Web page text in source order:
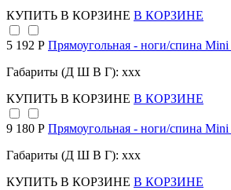
КУПИТЬ В КОРЗИНЕ В КОРЗИНЕ
5 192 Р Прямоугольная - ноги/спина Mini
Габариты (Д Ш В Г): xxx
КУПИТЬ В КОРЗИНЕ В КОРЗИНЕ
9 180 Р Прямоугольная - ноги/спина Mini
Габариты (Д Ш В Г): xxx
КУПИТЬ В КОРЗИНЕ В КОРЗИНЕ